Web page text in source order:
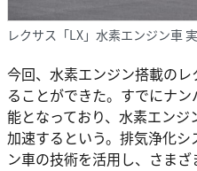
レクサス「LX」水素エンジン車
今回、水素エンジン搭載の
ることができた。すでにナ
能となっており、水素エン
加速するという。排気浄化
ン車の技術を活用し、さまざ